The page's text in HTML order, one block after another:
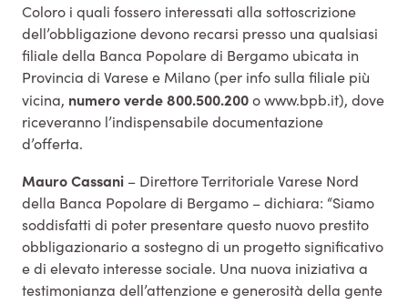
Coloro i quali fossero interessati alla sottoscrizione
dell’obbligazione devono recarsi presso una qualsiasi
filiale della Banca Popolare di Bergamo ubicata in
Provincia di Varese e Milano (per info sulla filiale più
vicina, numero verde 800.500.200o www.bpb.it), dove
riceveranno l’indispensabile documentazione
d’offerta.
Mauro Cassani – Direttore Territoriale Varese Nord
della Banca Popolare di Bergamo – dichiara: “Siamo
soddisfatti di poter presentare questo nuovo prestito
obbligazionario a sostegno di un progetto significativo
e di elevato interesse sociale. Una nuova iniziativa a
testimonianza dell’attenzione e generosità della gente